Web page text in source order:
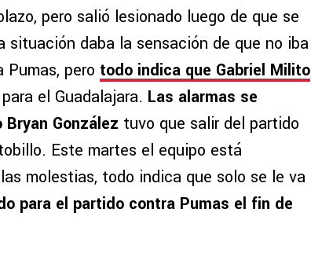
pero salió lesionado luego de que se
daba la sensación de que no iba
pero todo indica que Gabriel Milito
el Guadalajara. Las alarmas se
González tuvo que salir del partido
Este martes el equipo está
molestias, todo indica que solo se le va
para el partido contra Pumas el fin de